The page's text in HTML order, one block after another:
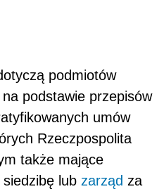
podmiotów
podstawie przepisów
umów
Rzeczpospolita
także mające
lub zarząd za